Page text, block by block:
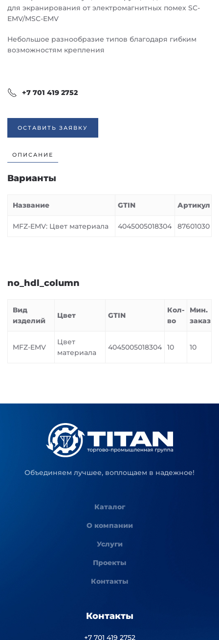
для экранирования от электромагнитных помех SC-
EMV/MSC-EMV
Небольшое разнообразие типов благодаря гибким
возможностям крепления
+7 701 419 2752
ОСТАВИТЬ ЗАЯВКУ
ОПИСАНИЕ
Варианты
Название GTIN Артикул
MFZ-EMV: Цвет материала 4045005018304 87601030
no_hdl_column
Вид
изделий
Цвет GTIN
Кол-
во
Мин.
заказ
MFZ-EMV
Цвет
материала
4045005018304 10 10
Объединяем лучшее, воплощаем в надежное!
Каталог
О компании
Услуги
Проекты
Контакты
Контакты
+7 701 419 2752